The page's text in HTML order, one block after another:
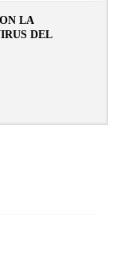
LA
DEL